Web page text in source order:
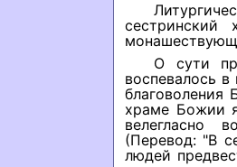
сестринский
О сути
воспевалось
благоволения
храме Божии
велегласно
(Перевод: "В
людей